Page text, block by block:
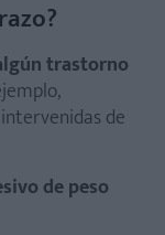
trastorno
de
de peso